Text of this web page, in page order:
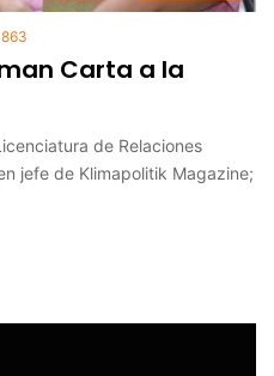
863
Carta a la
de Relaciones
jefe de Klimapolitik Magazine;